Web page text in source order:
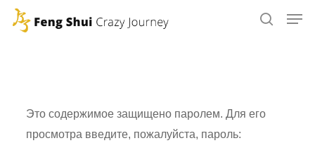
Skip
Это содержимое защищено паролем. Для его
просмотра введите, пожалуйста, пароль: